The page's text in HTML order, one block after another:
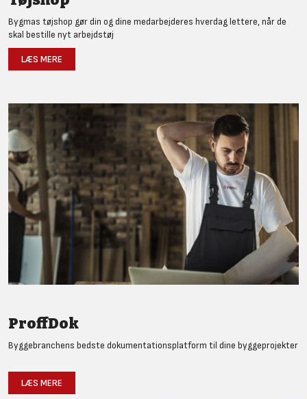
Bygmas tøjshop gør din og dine medarbejderes hverdag lettere, når de
skal bestille nyt arbejdstøj
LÆS MERE
ProffDok
Byggebranchens bedste dokumentationsplatform til dine byggeprojekter
LÆS MERE